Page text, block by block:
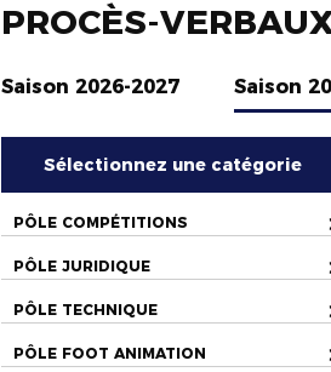
PROCÈS-
Saison 2026-2027 Saison
Sélectionnez une catégorie
PÔLE COMPÉTITIONS
PÔLE JURIDIQUE
PÔLE TECHNIQUE
PÔLE FOOT ANIMATION